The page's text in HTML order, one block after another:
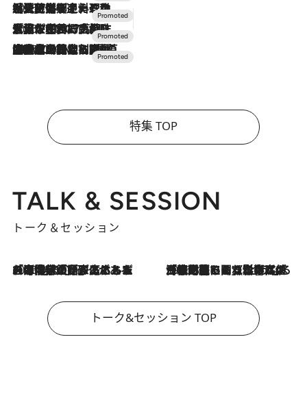
2026.7.24
【夏限定ディナーコース】旬を迎える稚鮎や花ズッキーニなどをイタリア・トスカーナの郷土料理の手法で満喫！
2026.7.17
「土佐和ハーブかき氷」がOMO7高知に登場！生姜、山椒、大葉など目にも舌にも涼を呼ぶ郷土の味
2026.7.10
NEW OPEN！【界 草津】名湯の地に誕生。趣の異なる2種の温泉と上州ならではの会席・蕎麦割烹など美食を味わう究極の癒やし旅
特集 TOP
TALK & SESSION
トーク＆セッション
2026.8.3
「今後値上げがあるとすれば…」「リスクがあるのは今年の冬」エネルギー専門家が語る、ホルムズ海峡封鎖が家庭にもたらす“ある心配” 2026.8.3
「住宅建てられない…」「サーチャージ料の高値が続いている」ホルムズ海峡封鎖による影響はいつまで続く？《エネルギー専門家に聞く“どうなる日本の暮らし”》
トーク&セッション TOP